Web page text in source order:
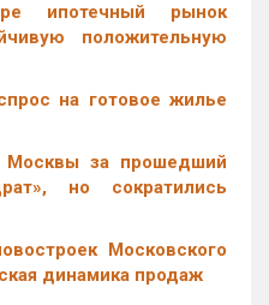
ипотечный рынок
положительную
на готовое жилье
Москвы за прошедший
но сократились
Московского
динамика продаж